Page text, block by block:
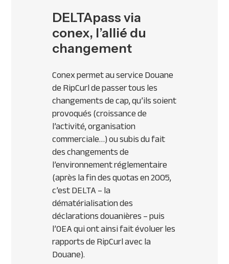
DELTApass via
conex, l’allié du
changement
Conex permet au service Douane
de RipCurl de passer tous les
changements de cap, qu’ils soient
provoqués (croissance de
l’activité, organisation
commerciale…) ou subis du fait
des changements de
l’environnement réglementaire
(après la fin des quotas en 2005,
c’estDELTA– la
dématérialisation des
déclarations douanières – puis
l’OEAqui ont ainsi fait évoluer les
rapports de RipCurl avec la
Douane).